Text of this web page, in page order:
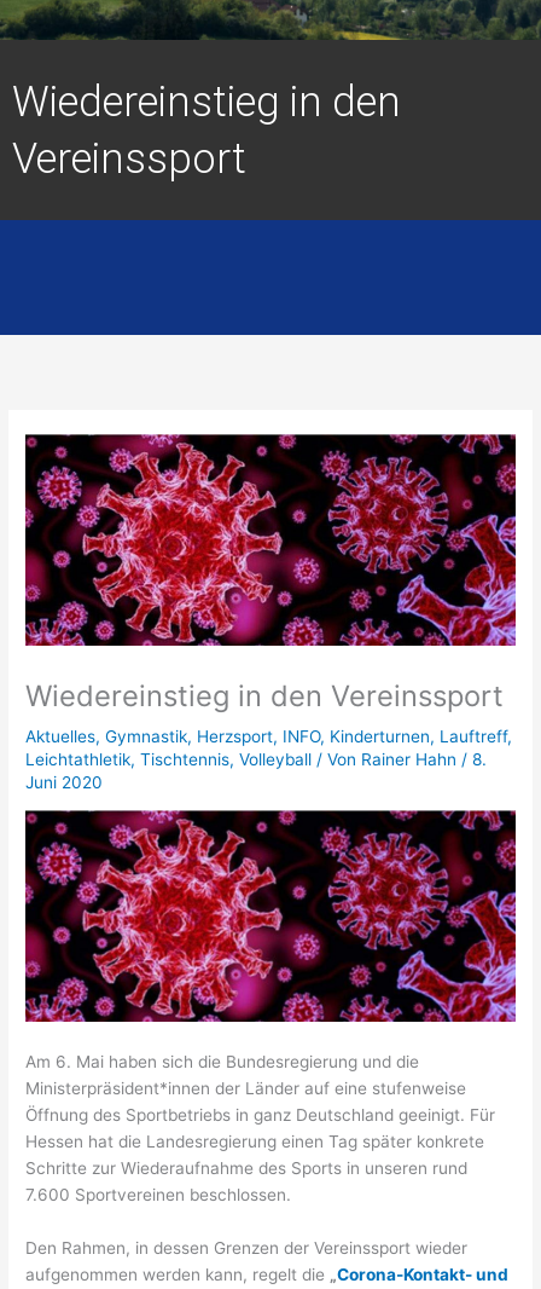
Wiedereinstieg in den
Vereinssport
Wiedereinstieg in den Vereinssport
Aktuelles,Gymnastik, Herzsport, INFO, Kinderturnen, Lauftreff,
Leichtathletik,Tischtennis,Volleyball / Von Rainer Hahn /8.
Juni 2020
Am 6. Mai haben sich die Bundesregierung und die
Ministerpräsident*innen der Länder auf eine stufenweise
Öffnung des Sportbetriebs in ganz Deutschland geeinigt. Für
Hessen hat die Landesregierung einen Tag später konkrete
Schritte zur Wiederaufnahme des Sports in unseren rund
7.600 Sportvereinen beschlossen.
Den Rahmen, in dessen Grenzen der Vereinssport wieder
aufgenommen werden kann, regelt die „Corona-Kontakt- und